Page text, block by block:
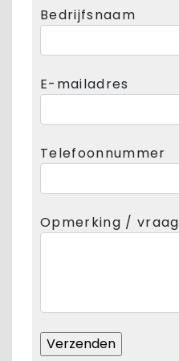
Bedrijfsnaam
E-mailadres
Telefoonnummer
Opmerking / vraag